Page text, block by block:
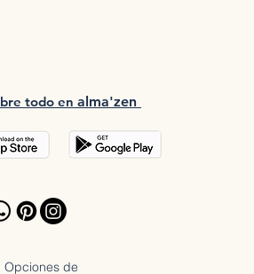
todo en a lma'zen
Opciones de